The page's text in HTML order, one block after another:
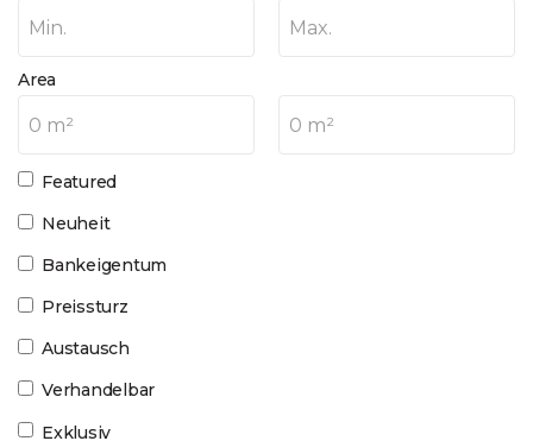
Min. Max.
Area
0 m² 0 m²
Featured
Neuheit
Bankeigentum
Preissturz
Austausch
Verhandelbar
Exklusiv